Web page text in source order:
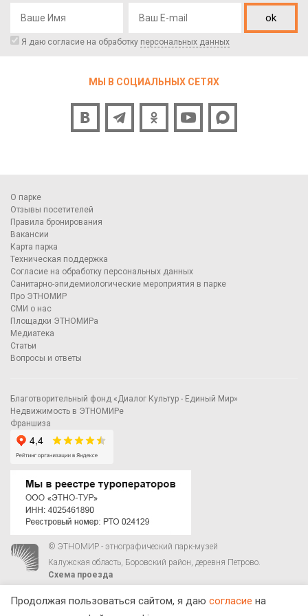
ok
Я даю согласие на обработку персональных данных
МЫ В СОЦИАЛЬНЫХ СЕТЯХ
О парке
Отзывы посетителей
Правила бронирования
Вакансии
Карта парка
Техническая поддержка
Согласие на обработку персональных данных
Санитарно-эпидемиологические мероприятия в парке
Про ЭТНОМИР
СМИ о нас
Площадки ЭТНОМИРа
Медиатека
Статьи
Вопросы и ответы
Благотворительный фонд «Диалог Культур - Единый Мир»
Недвижимость в ЭТНОМИРе
Франшиза
© ЭТНОМИР - этнографический парк-музей
Калужская область, Боровский район, деревня Петрово.
Схема проезда
Продолжая пользоваться сайтом, я даю согласие на